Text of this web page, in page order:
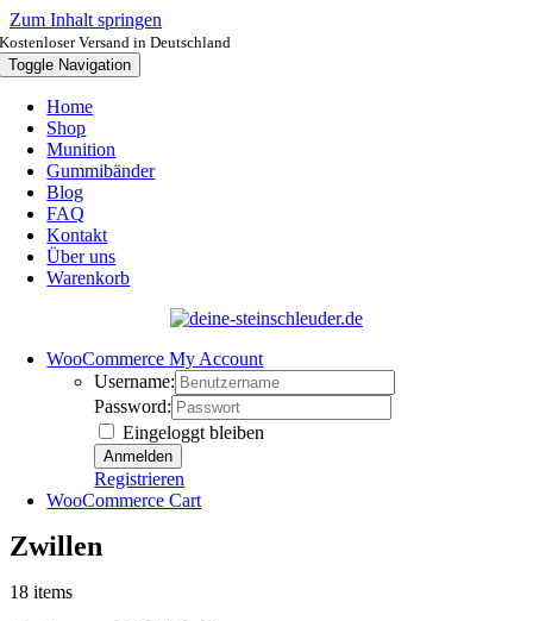
Zum Inhalt springen
Kostenloser Versand in Deutschland
Toggle Navigation
Home
Shop
Munition
Gummibänder
Blog
FAQ
Kontakt
Über uns
Warenkorb
WooCommerce My Account
Username:
Password:
Eingeloggt bleiben
Registrieren
WooCommerce Cart
Zwillen
18 items